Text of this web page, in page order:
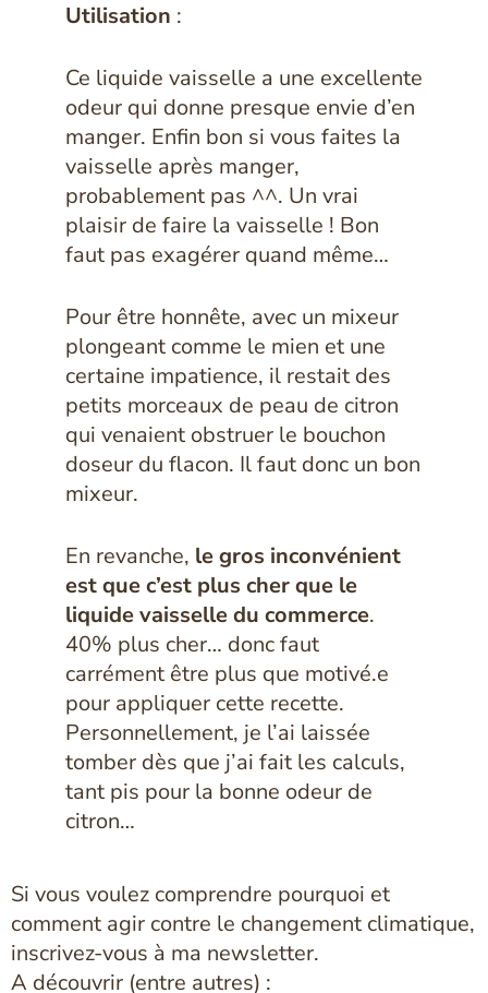
Utilisation :
Ce liquide vaisselle a une excellente
odeur qui donne presque envie d’en
manger. Enfin bon si vous faites la
vaisselle après manger,
probablement pas ^^. Un vrai
plaisir de faire la vaisselle ! Bon
faut pas exagérer quand même…
Pour être honnête, avec un mixeur
plongeant comme le mien et une
certaine impatience, il restait des
petits morceaux de peau de citron
qui venaient obstruer le bouchon
doseur du flacon. Il faut donc un bon
mixeur.
En revanche, le gros inconvénient
est que c’est plus cher que le
liquide vaisselle du commerce.
40% plus cher… donc faut
carrément être plus que motivé.e
pour appliquer cette recette.
Personnellement, je l’ai laissée
tomber dès que j’ai fait les calculs,
tant pis pour la bonne odeur de
citron…
Si vous voulez comprendre pourquoi et
comment agir contre le changement climatique,
inscrivez-vous à ma newsletter.
A découvrir (entre autres) :